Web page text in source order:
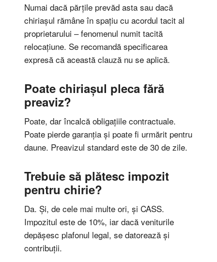
Numai dacă părțile prevăd asta sau dacă
chiriașul rămâne în spațiu cu acordul tacit al
proprietarului – fenomenul numit tacită
relocațiune. Se recomandă specificarea
expresă că această clauză nu se aplică.
Poate chiriașul pleca fără
preaviz?
Poate, dar încalcă obligațiile contractuale.
Poate pierde garanția și poate fi urmărit pentru
daune. Preavizul standard este de 30 de zile.
Trebuie să plătesc impozit
pentru chirie?
Da. Și, de cele mai multe ori, și CASS.
Impozitul este de 10%, iar dacă veniturile
depășesc plafonul legal, se datorează și
contribuții.